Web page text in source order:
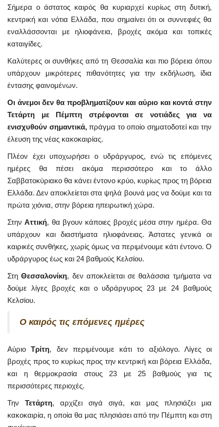
Σήμερα ο άστατος καιρός θα κυριαρχεί κυρίως στη δυτική,
κεντρική και νότια Ελλάδα, που σημαίνει ότι οι συννεφιές θα
εναλλάσσονται με ηλιοφάνεια, βροχές ακόμα και τοπικές
καταιγίδες.
Καλύτερες οι συνθήκες από τη Θεσσαλία και πιο βόρεια όπου
υπάρχουν μικρότερες πιθανότητες για την εκδήλωση, ίδια
έντασης φαινομένων.
Οι άνεμοι δεν θα προβληματίζουν και αύριο και κοντά στην
Τετάρτη με Πέμπτη στρέφονται σε νοτιάδες για να
ενισχυθούν σημαντικά,πράγμα το οποίο σηματοδοτεί και την
έλευση της νέας κακοκαιρίας.
Πλέον έχει υποχωρήσει ο υδράργυρος, ενώ τις επόμενες
ημέρες θα πέσει ακόμα περισσότερο και το άλλο
Σαββατοκύριακο θα κάνει έντονο κρύο, κυρίως προς τη βόρεια
Ελλάδα. Δεν αποκλείεται στα ψηλά βουνά μας να δούμε και τα
πρώτα χιόνια, στην βόρεια ηπειρωτική χώρα.
ΣτηνΑττική, θα βγουν κάποιες βροχές μέσα στην ημέρα. Θα
υπάρχουν και διαστήματα ηλιοφάνειας. Άστατες γενικά οι
καιρικές συνθήκες, χωρίς όμως να περιμένουμε κάτι έντονο. Ο
υδράργυρος έως και 24 βαθμούς Κελσίου.
ΣτηΘεσσαλονίκη, δεν αποκλείεται σε θαλάσσια τμήματα να
δούμε λίγες βροχές και ο υδράργυρος 23 με 24 βαθμούς
Κελσίου.
Ο καιρός τις επόμενες ημέρες
ΑύριοΤρίτη, δεν περιμένουμε κάτι το αξιόλογο. Λίγες οι
βροχές προς το κυρίως προς την κεντρική και βόρεια Ελλάδα,
και η θερμοκρασία στους 23 με 25 βαθμούς για τις
περισσότερες περιοχές.
Την Τετάρτη, αρχίζει σιγά σιγά, και μας πλησιάζει μια
κακοκαιρία, η οποία θα μας πλησιάσει από την Πέμπτη και στη